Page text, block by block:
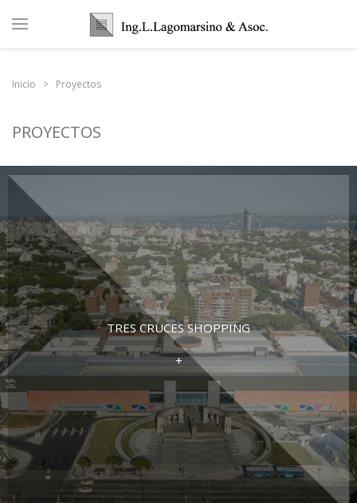
Inicio Proyectos
PROYECTOS
TRES CRUCES SHOPPING
+